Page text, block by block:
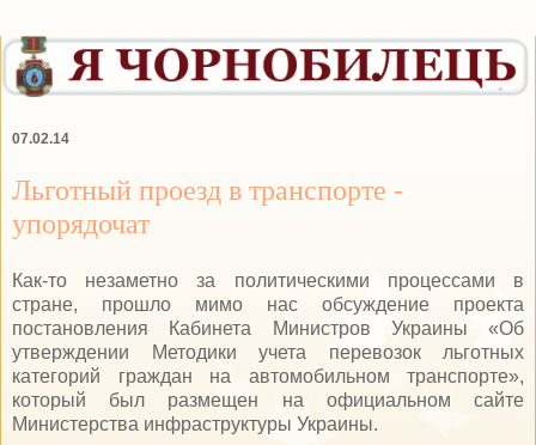
07.02.14
Льготный проезд в транспорте -
упорядочат
Как-то незаметно за политическими процессами в
стране, прошло мимо нас обсуждение проекта
постановления Кабинета Министров Украины «Об
утверждении Методики учета перевозок льготных
категорий граждан на автомобильном транспорте»,
который был размещен на официальном сайте
Министерства инфраструктуры Украины.